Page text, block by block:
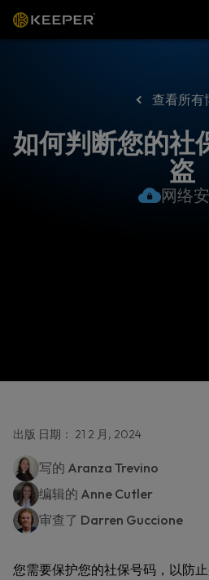
查看所有
如何判断您的社
盗
网络
出版 日期： 21 2 月, 2024
写的 Aranza Trevino
编辑的 Anne Cutler
审查了 Darren Guccione
您需要保护您的社保号码，以防止